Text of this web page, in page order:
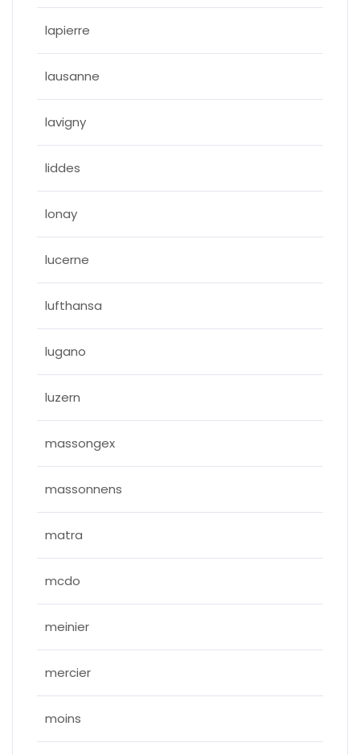
lapierre
lausanne
lavigny
liddes
lonay
lucerne
lufthansa
lugano
luzern
massongex
massonnens
matra
mcdo
meinier
mercier
moins